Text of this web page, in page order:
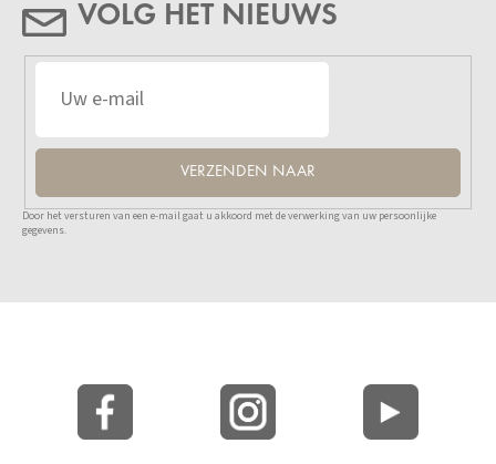
VOLG HET NIEUWS
VERZENDEN NAAR
Door het versturen van een e-mail gaat u akkoord met de verwerking van uw persoonlijke
gegevens.